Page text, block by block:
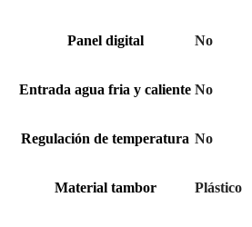
Panel digital No
Entrada agua fria y caliente No
Regulación de temperatura No
Material tambor Plástico